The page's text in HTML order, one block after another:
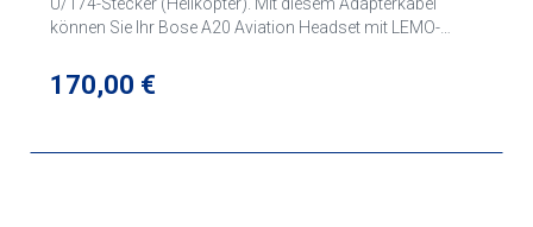
U/174-Stecker (Helikopter). Mit diesem Adapterkabel
können Sie Ihr Bose A20 Aviation Headset mit LEMO-
Buchsen nutzen.
Regulärer Preis:
170,00 €